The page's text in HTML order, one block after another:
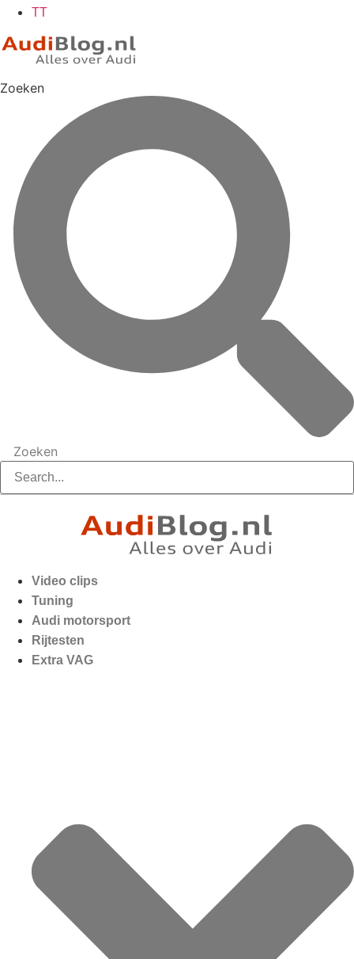
TT
Zoeken
Zoeken
Video clips
Tuning
Audi motorsport
Rijtesten
Extra VAG